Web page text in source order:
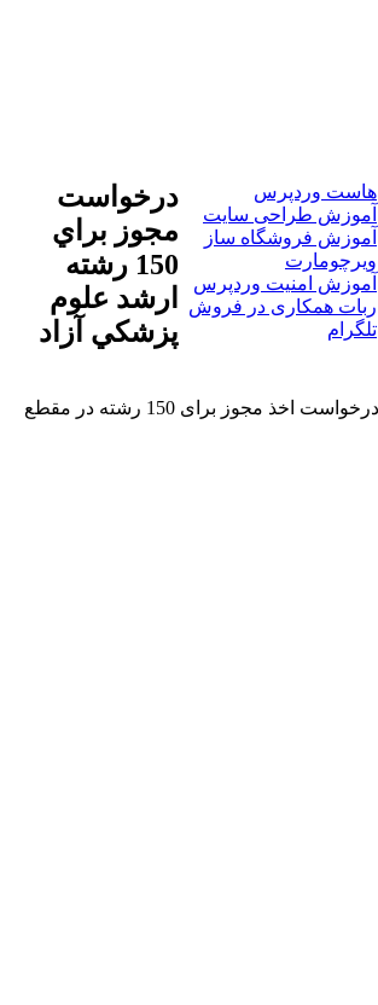
هاست وردپرس
آموزش طراحی سایت
آموزش فروشگاه ساز
ویرچومارت
آموزش امنیت وردپرس
ربات همکاری در فروش
تلگرام
درخواست
مجوز براي
150 رشته
ارشد علوم
پزشکي آزاد
خبرگزاری آریا-درخواست اخذ مجوز برای 150 رشته در مقطع ارشد به وزارت بهداشت ارسال شده و در انتظار دریافت مجوز این رشته ها هستیم. خبرگزاری آریا-درخواست اخذ مجوز برای 150 رشته در مقطع